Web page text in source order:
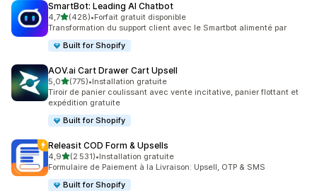
SmartBot: Leading AI Chatbot
4,7étoile(s) sur 5
(428)
428 avis au total
•Forfait gratuit disponible
Transformation du support client avec le Smartbot alimenté par
Built for Shopify
AOV.ai Cart Drawer Cart Upsell
5,0étoile(s) sur 5
(775)
775 avis au total
•Installation gratuite
Tiroir de panier coulissant avec vente incitative, panier flottant et
expédition gratuite
Built for Shopify
Releasit COD Form & Upsells
4,9étoile(s) sur 5
(2 531)
2531 avis au total
•Installation gratuite
Formulaire de Paiement à la Livraison: Upsell, OTP & SMS
Built for Shopify